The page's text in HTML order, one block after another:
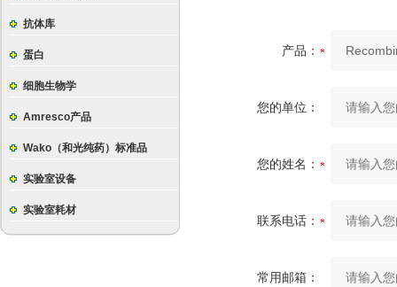
抗体库
蛋白
细胞生物学
Amresco产品
Wako（和光纯药）标准品
实验室设备
实验室耗材
产品：
您的单位：
您的姓名：
联系电话：
常用邮箱：